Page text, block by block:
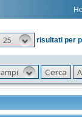
25 risultati per